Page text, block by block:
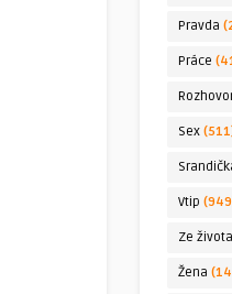
Pravda
Práce
Sex
Vtip
Ze života
Žena